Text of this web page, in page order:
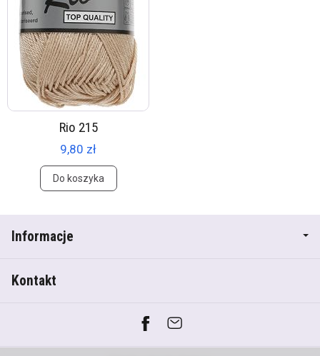
Rio 215
9,80 zł
Do koszyka
Informacje
Kontakt